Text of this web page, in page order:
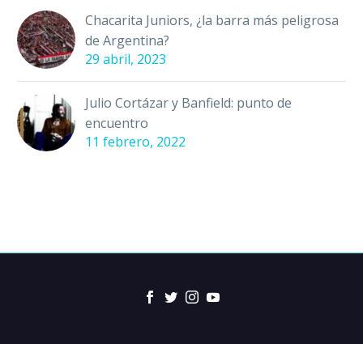
Chacarita Juniors, ¿la barra más peligrosa
de Argentina?
29 abril, 2023
Julio Cortázar y Banfield: punto de
encuentro
11 febrero, 2022